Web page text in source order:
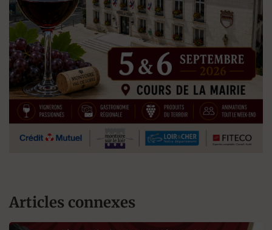
Articles connexes